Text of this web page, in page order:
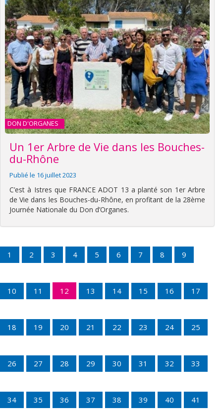
DON D'ORGANES
Un 1er Arbre de Vie dans les Bouches-
du-Rhône
Publié le 16 juillet 2023
C’est à Istres que FRANCE ADOT 13 a planté son 1er Arbre
de Vie dans les Bouches-du-Rhône, en profitant de la 28ème
Journée Nationale du Don d’Organes.
1 2 3 4 5 6 7 8 9
10 11 12 13 14 15 16 17
18 19 20 21 22 23 24 25
26 27 28 29 30 31 32 33
34 35 36 37 38 39 40 41